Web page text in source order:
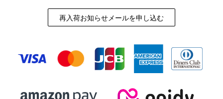
再入荷お知らせメールを申し込む